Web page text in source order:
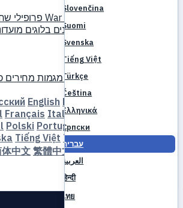
Slovenčina
Suomi
Svenska
Tiếng Việt
Türkçe
Čeština
Ελληνικά
Српски
עברית
العربية
हिन्दी
ไทย
War of Emperium פרופילי
גלריהסרטונים בלוגים
שותפים
מכירות פומביות מגמות מחירים
English Bahasa Indonesia
Français Italiano Magyar
Polski Português Română
Tiếng Việt Türkçe Čeština Ελληνικά
Српски עברית العربية 中文 繁體中文 한